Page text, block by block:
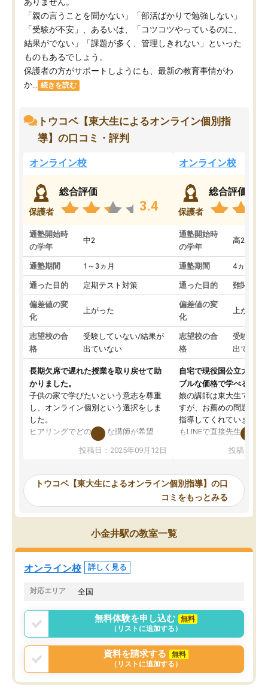
「親の言うことを聞かない」「部活ばかりで勉強しない」
「受験が不安」、あるいは、「コツコツやっているのに、
結果がでない」「課題が多く、管理しきれない」といった
ものもあるでしょう。
保護者の方がサポートしようにも、最新の教育事情がわ
か...
続きを読む
トウコベ【東大生によるオンライン個別指
導】の口コミ・評判
オンライン校
保護者
総合評価
3.4
通塾開始時
の学年
中2
通塾期間 1～3ヵ月
通った目的 定期テスト対策
偏差値の変
化
上がった
志望校の合
格
受験していない/結果が
出ていない
長期欠席で遅れた授業を取り戻せて助
かりました。
子供の家で学びたいという意志を尊重
し、オンライン個別という選択をしま
した。
ヒアリングでどのような講師が希望
か、オプションは付帯するかなど選ぶ
事が出来ました。
ーティングを行い、その講師で良いか
見てから講師を決定する事ができま
す。
うちの子は、初回面談の講師の方で決
オンラインツールを使用した単語帳の
共有があり宿題もそちらで出される形
でした。
言う事で講師変更の申し出があり、あ
まりに短期での変更だった為、塾に通
う事にして退会しました。遅れも取り
戻せ、授業内容や講師の方は良かった
と思います。
投稿日：2025年09月12日
オンライン校
保護者
総合評価
通塾開始時
の学年
高2
通塾期間 4ヵ月～1
通った目的 難関私立
偏差値の変
化
上がった
志望校の合
格
受験して
出ていな
自宅で現役国公立大学生
ブルな価格で学べる
娘の講師は東大生では無
すが、お薦めの問題集や
指導してくれています。
もLINEで直接先生に質問
めれるので、個人に合
いなのがあり(有料)、受
ことをどんなスケジュー
くか相談したのですが、
ち期待したものではなく
くなってきたようなので
投稿日：
トウコベ【東大生によるオンライン個別指導】の口
コミをもっとみる
小金井駅の教室一覧
オンライン校 詳しく見る
対応エリア 全国
無料体験を申し込む
無料
（リストに追加する）
資料を請求する
無料
（リストに追加する）